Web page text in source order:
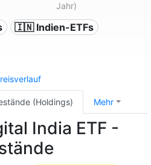
Jahr)
🇮🇳 Indien-ETFs
(Holdings) Mehr
India ETF -